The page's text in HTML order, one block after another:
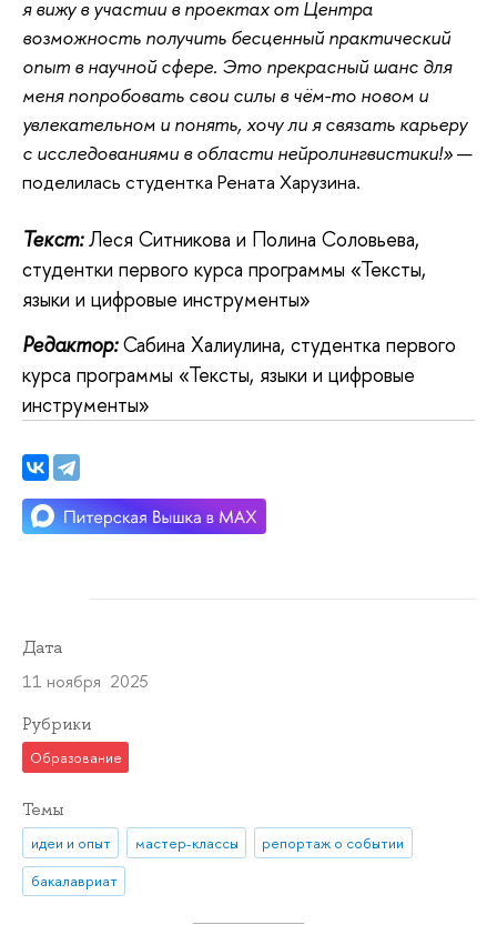
я вижу в участии в проектах от Центра
возможность получить бесценный практический
опыт в научной сфере. Это прекрасный шанс для
меня попробовать свои силы в чём-то новом и
увлекательном и понять, хочу ли я связать карьеру
с исследованиями в области нейролингвистики!»—
поделилась студентка Рената Харузина.
Текст:Леся Ситникова и Полина Соловьева,
студентки первого курса программы «Тексты,
языки и цифровые инструменты»
Редактор:Сабина Халиулина, студентка первого
курса программы «Тексты, языки и цифровые
инструменты»
Дата
11 ноября 2025
Рубрики
Образование
Темы
идеи и опыт мастер-классы
репортаж о событии
бакалавриат